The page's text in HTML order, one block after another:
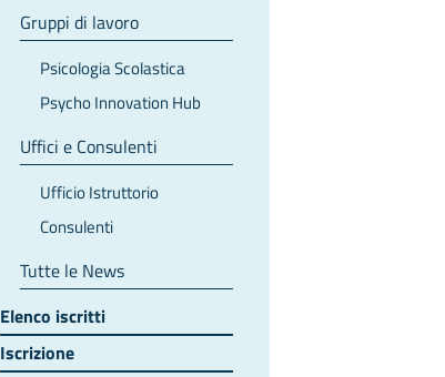
Gruppi di lavoro
Psicologia Scolastica
Psycho Innovation Hub
Uffici e Consulenti
Ufficio Istruttorio
Consulenti
Tutte le News
Elenco iscritti
Iscrizione